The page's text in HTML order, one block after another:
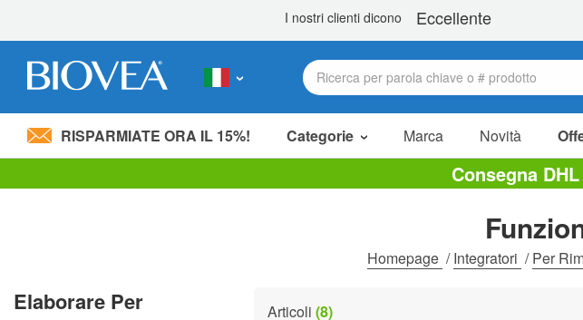
Nota:
RISPARMIATE ORA IL 15%! Categorie Marca Novità
Consegna
Homepage /Integratori /Per
Elaborare Per Articoli (8)